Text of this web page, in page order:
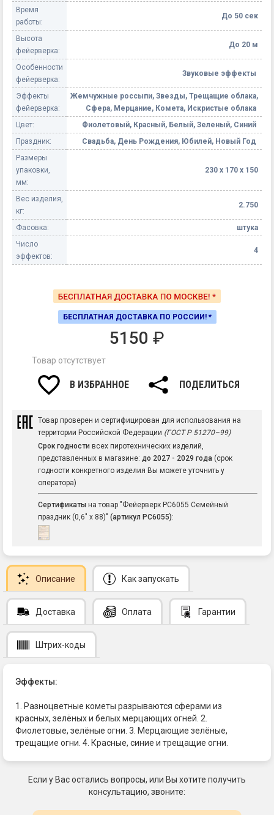
Время
работы:
До 50 сек
Высота
фейерверка:
До 20 м
Особенности
фейерверка:
Звуковые эффекты
Эффекты
фейерверка:
Жемчужные россыпи, Звезды, Трещащие облака,
Сфера, Мерцание, Комета, Искристые облака
Цвет:
Фиолетовый, Красный, Белый, Зеленый, Синий
Праздник:
Свадьба, День Рождения, Юбилей, Новый Год
Размеры
упаковки,
мм:
230 х 170 х 150
Вес изделия,
кг:
2.750
Фасовка:
штука
Число
эффектов:
4
БЕСПЛАТНАЯ ДОСТАВКА ПО РОССИИ! *
5150 ₽
Товар отсутствует
В ИЗБРАННОЕ ПОДЕЛИТЬСЯ
Товар проверен и сертифицирован для использования на
территории Российской Федерации (ГОСТ Р 51270–99)
Срок годности всех пиротехнических изделий,
представленных в магазине: до 2027 - 2029 года (срок
годности конкретного изделия Вы можете уточнить у
оператора)
Сертификаты на товар "Фейерверк РС6055 Семейный
праздник (0,6" х 88)" (артикул РС6055):
Описание Как запускать
Доставка Оплата Гарантии
Штрих-коды
Эффекты:
1. Разноцветные кометы разрываются сферами из
красных, зелёных и белых мерцающих огней. 2.
Фиолетовые, зелёные огни. 3. Мерцающие зелёные,
трещащие огни. 4. Красные, синие и трещащие огни.
Если у Вас остались вопросы, или Вы хотите получить
консультацию, звоните: